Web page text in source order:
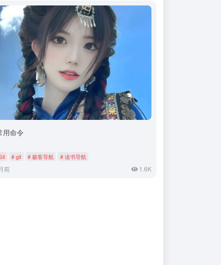
用命令
# git # 极客导航 # 读书导航
前 1.6K